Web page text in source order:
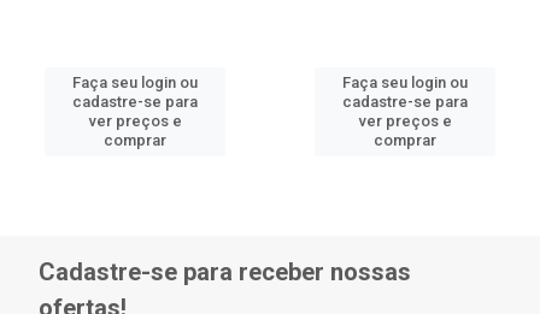
Faça seu login ou
cadastre-se para
ver preços e
comprar
Faça seu login ou
cadastre-se para
ver preços e
comprar
Cadastre-se para receber nossas